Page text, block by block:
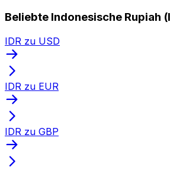
Beliebte Indonesische Rupiah
IDR zu USD
IDR zu EUR
IDR zu GBP